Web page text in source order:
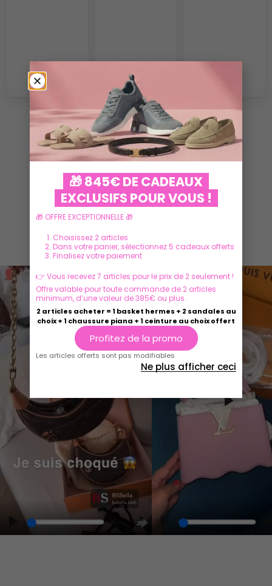
VOIR PLUS
Ils parlent de nous
Play UnmuteEnter
Play Play
🎁 845€ DE CADEAUX
EXCLUSIFS POUR VOUS !
🎁 OFFRE EXCEPTIONNELLE 🎁
Choisissez 2 articles
Dans votre panier, sélectionnez 5 cadeaux offerts
Finalisez votre paiement
👉 Vous recevez 7 articles pour le prix de 2 seulement !
Offre valable pour toute commande de 2 articles
minimum, d’une valeur de 385€ ou plus.
2 articles acheter = 1 basket hermes + 2 sandales au
choix + 1 chaussure piana + 1 ceinture au choix offert
Profitez de la promo
Les articles offerts sont pas modifiables
Ne plus afficher ceci